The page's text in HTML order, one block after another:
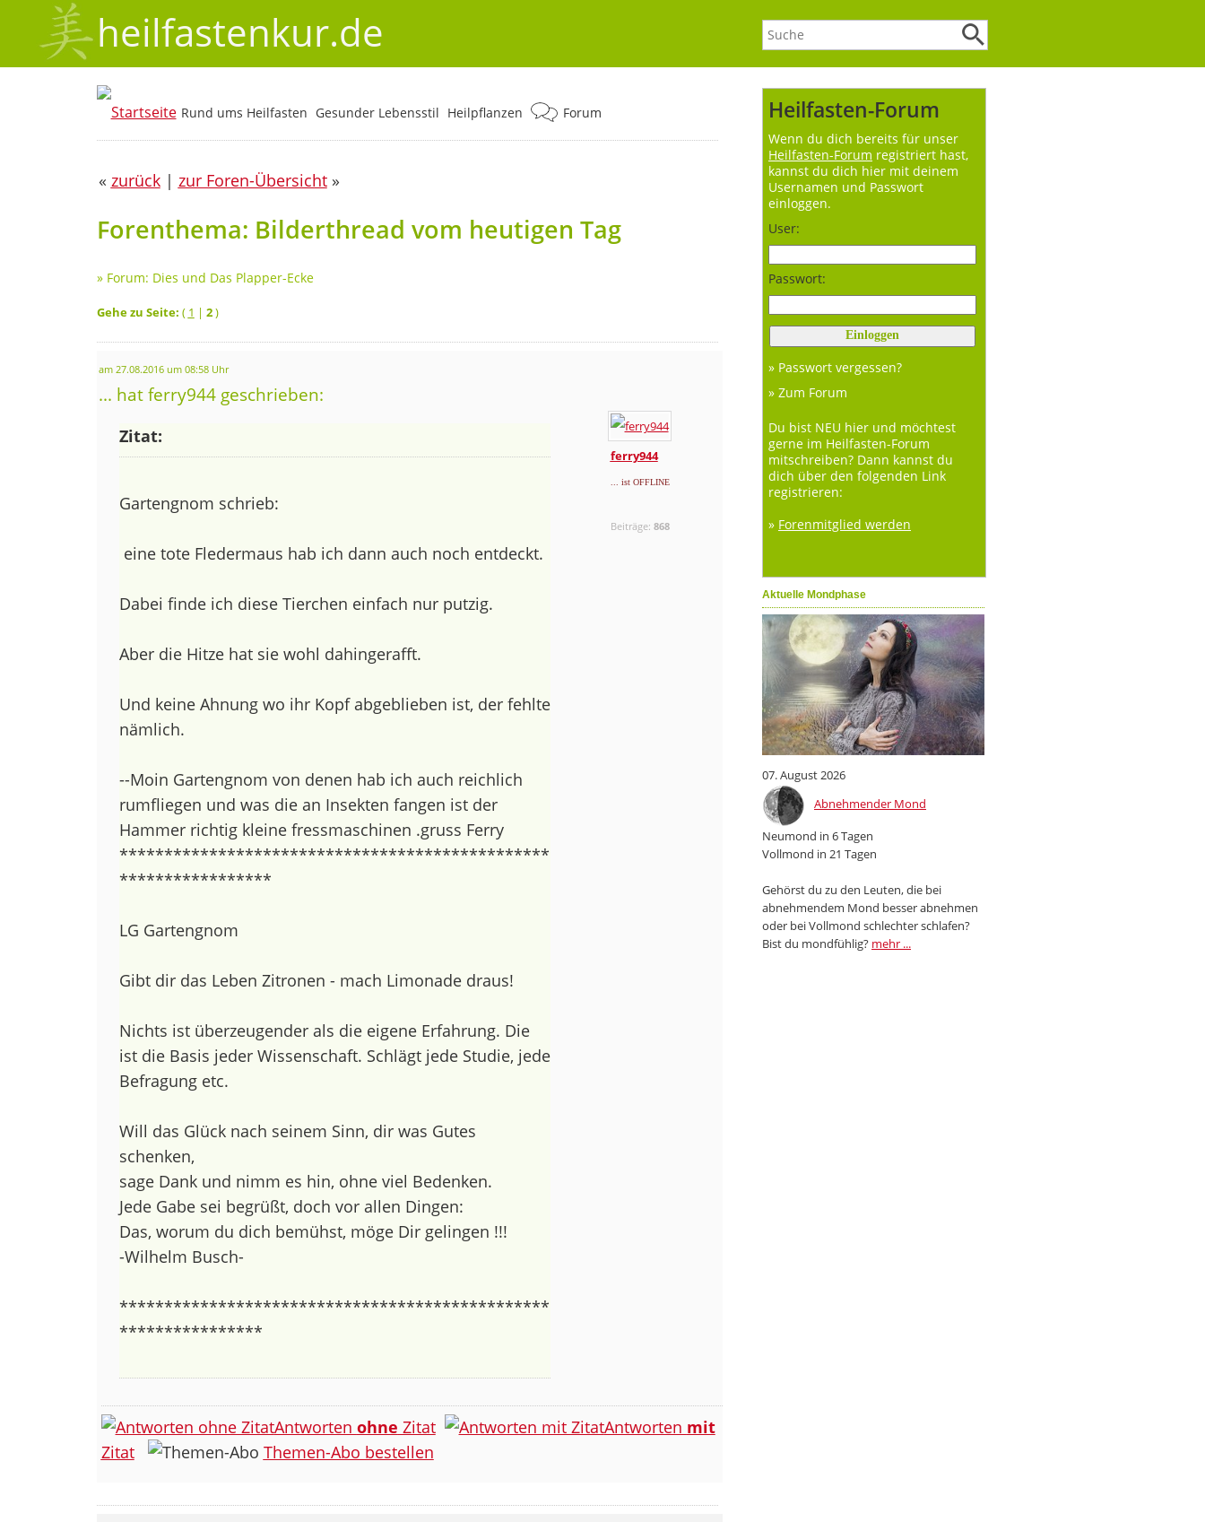
heilfastenkur.de
Heilfasten-Forum
Wenn du dich bereits für unser
Heilfasten-Forum registriert hast,
kannst du dich hier mit deinem
Usernamen und Passwort
einloggen.
User:
Passwort:
» Passwort vergessen?
» Zum Forum
Du bist NEU hier und möchtest
gerne im Heilfasten-Forum
mitschreiben? Dann kannst du
dich über den folgenden Link
registrieren:
» Forenmitglied werden
Aktuelle Mondphase
07. August 2026
Abnehmender Mond
Neumond in 6 Tagen
Vollmond in 21 Tagen
Gehörst du zu den Leuten, die bei
abnehmendem Mond besser abnehmen
oder bei Vollmond schlechter schlafen?
Bist du mondfühlig? mehr ...
Rund ums Heilfasten Gesunder Lebensstil Heilpflanzen Forum
« zurück| zur Foren-Übersicht»
Forenthema: Bilderthread vom heutigen Tag
» Forum: Dies und Das Plapper-Ecke
Gehe zu Seite: ( 1 | 2)
am 27.08.2016 um 08:58 Uhr
... hat ferry944 geschrieben:
ferry944
... ist OFFLINE
Beiträge: 868
Zitat:
Gartengnom schrieb:
eine tote Fledermaus hab ich dann auch noch entdeckt.
Dabei finde ich diese Tierchen einfach nur putzig.
Aber die Hitze hat sie wohl dahingerafft.
Und keine Ahnung wo ihr Kopf abgeblieben ist, der fehlte
nämlich.
--Moin Gartengnom von denen hab ich auch reichlich
rumfliegen und was die an Insekten fangen ist der
Hammer richtig kleine fressmaschinen .gruss Ferry
************************************************
*****************
LG Gartengnom
Gibt dir das Leben Zitronen - mach Limonade draus!
Nichts ist überzeugender als die eigene Erfahrung. Die
ist die Basis jeder Wissenschaft. Schlägt jede Studie, jede
Befragung etc.
Will das Glück nach seinem Sinn, dir was Gutes
schenken,
sage Dank und nimm es hin, ohne viel Bedenken.
Jede Gabe sei begrüßt, doch vor allen Dingen:
Das, worum du dich bemühst, möge Dir gelingen !!!
-Wilhelm Busch-
************************************************
****************
Antworten ohne Zitat Antworten mit
Zitat
Themen-Abo bestellen